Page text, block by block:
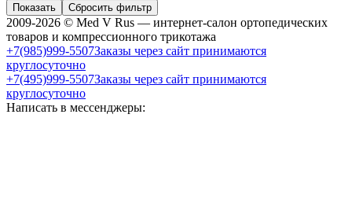
Показать Сбросить фильтр
2009-2026 © Med V Rus — интернет-салон ортопедических
товаров и компрессионного трикотажа
+7(985)999-5507Заказы через сайт принимаются
круглосуточно
+7(495)999-5507Заказы через сайт принимаются
круглосуточно
Написать в мессенджеры: